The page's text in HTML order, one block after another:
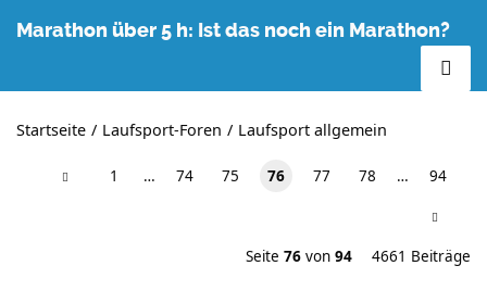
Marathon über 5 h: Ist das noch ein Marathon?
Startseite Laufsport-Foren Laufsport allgemein
1 … 74 75 76 77 78 … 94
Seite 76 von 94 4661 Beiträge